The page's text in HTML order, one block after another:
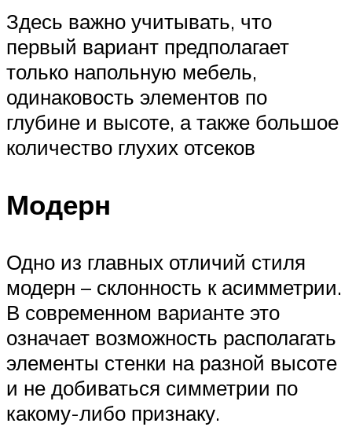
Здесь важно учитывать, что
первый вариант предполагает
только напольную мебель,
одинаковость элементов по
глубине и высоте, а также большое
количество глухих отсеков
Модерн
Одно из главных отличий стиля
модерн – склонность к асимметрии.
В современном варианте это
означает возможность располагать
элементы стенки на разной высоте
и не добиваться симметрии по
какому-либо признаку.